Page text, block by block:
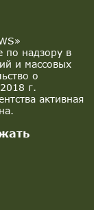
по надзору в
и массовых
о
г.
активная